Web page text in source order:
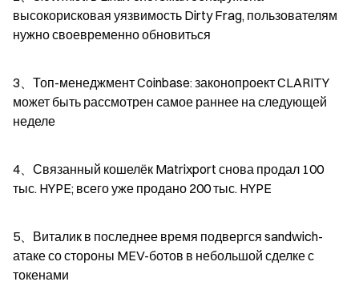
высокорисковая уязвимость Dirty Frag, пользователям
нужно своевременно обновиться
3、Топ-менеджмент Coinbase: законопроект CLARITY
может быть рассмотрен самое раннее на следующей
неделе
4、Связанный кошелёк Matrixport снова продал 100
тыс. HYPE; всего уже продано 200 тыс. HYPE
5、Виталик в последнее время подвергся sandwich-
атаке со стороны MEV-ботов в небольшой сделке с
токенами